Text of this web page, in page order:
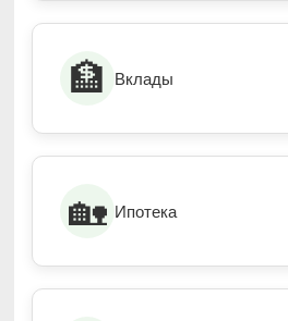
🏦 Вклады
🏡 Ипотека